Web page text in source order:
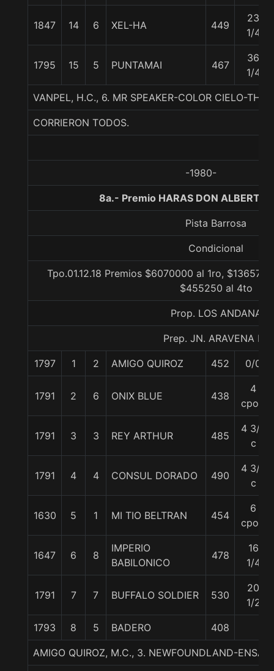
1847 14 6 XEL-HA 449
23
1/4
1795 15 5 PUNTAMAI 467
36
1/4
VANPEL, H.C., 6. MR SPEAKER-COLOR CIELO-
CORRIERON TODOS.
-1980-
8a.- Premio HARAS DON
Pista Barrosa
Condicional
Tpo.01.12.18 Premios $6070000 al 1ro,
$455250 al 4to
Prop. LOS ANDANA
Prep. JN. ARAVENA M.
1797 1 2 AMIGO QUIROZ 452 0/0
1791 2 6 ONIX BLUE 438
4
cpos.
1791 3 3 REY ARTHUR 485
4 3/4
c
1791 4 4 CONSUL DORADO 490
4 3/4
c
1630 5 1 MI TIO BELTRAN 454
6
cpos.
1647 6 8
IMPERIO
BABILONICO
478
16
1/4
1791 7 7 BUFFALO SOLDIER 530
20
1/2
1793 8 5 BADERO 408
AMIGO QUIROZ, M.C., 3. NEWFOUNDLAND-